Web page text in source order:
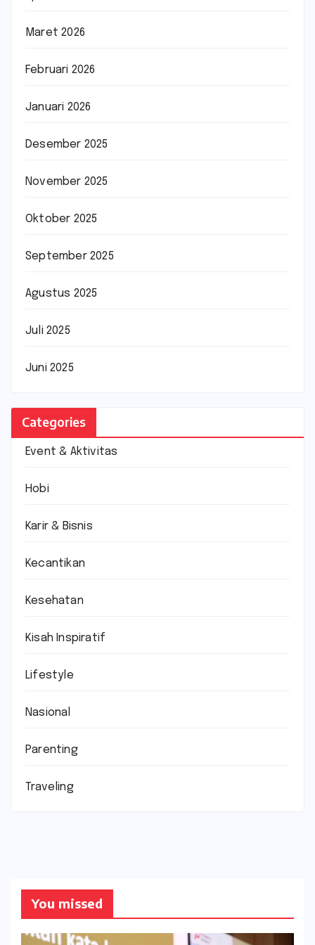
Maret 2026
Februari 2026
Januari 2026
Desember 2025
November 2025
Oktober 2025
September 2025
Agustus 2025
Juli 2025
Juni 2025
Categories
Event & Aktivitas
Hobi
Karir & Bisnis
Kecantikan
Kesehatan
Kisah Inspiratif
Lifestyle
Nasional
Parenting
Traveling
You missed